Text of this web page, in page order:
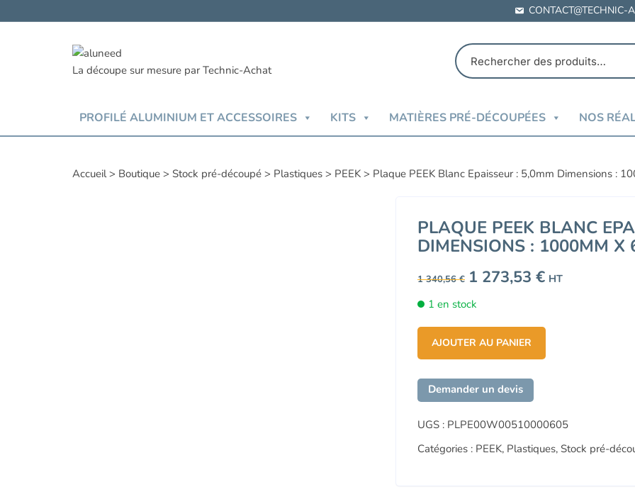
au
CONTACT@TECHNIC-
PROFILÉ ALUMINIUM ET ACCESSOIRES KITS MATIÈRES PRÉ-DÉCOUPÉES NOS
Accueil> Boutique > Stock pré-découpé > Plastiques > PEEK > Plaque PEEK Blanc Epaisseur : 5,0mm Dimensions :
PLAQUE PEEK BLANC
DIMENSIONS : 1000MM X
1 340,56€ Le
prix
était :
340,56 €.
1 273,53 €Le
prix
273,53 €.
HT
1 en stock
AJOUTER AU PANIER
Demander un devis
UGS : PLPE00W00510000605
Catégories : PEEK, Plastiques, Stock pré-